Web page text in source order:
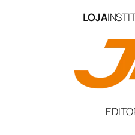
LOJA